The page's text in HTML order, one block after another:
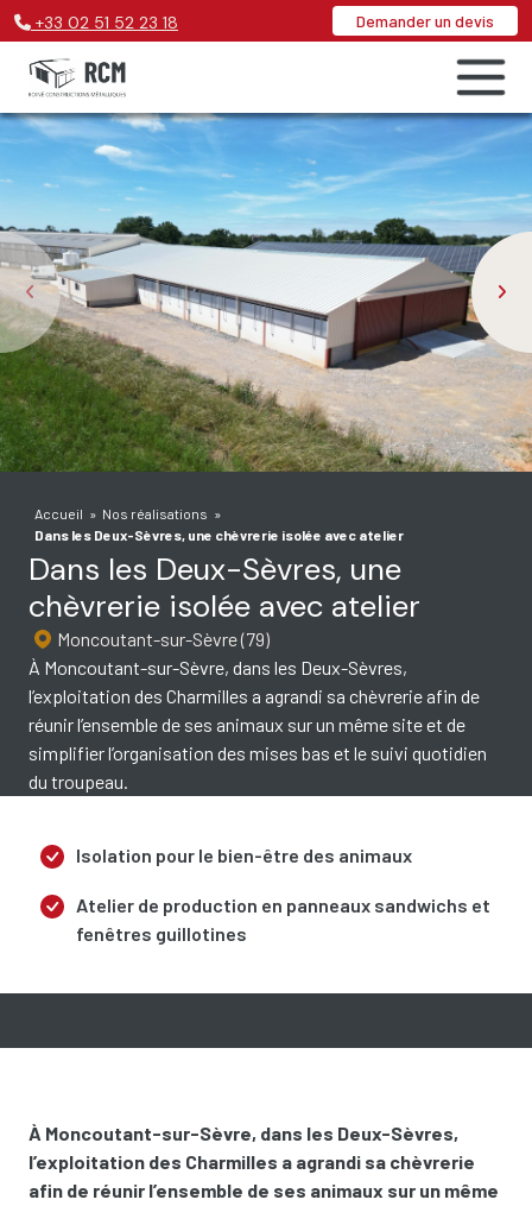
+33 02 51 52 23 18 Demander un devis
Dans les Deux-Sèvres, une
chèvrerie isolée avec atelier
Accueil » Nos réalisations »
Dans les Deux-Sèvres, une chèvrerie isolée avec atelier
Moncoutant-sur-Sèvre (79)
À Moncoutant-sur-Sèvre, dans les Deux-Sèvres,
l’exploitation des Charmilles a agrandi sa chèvrerie afin de
réunir l’ensemble de ses animaux sur un même site et de
simplifier l’organisation des mises bas et le suivi quotidien
du troupeau.
Isolation pour le bien-être des animaux
Atelier de production en panneaux sandwichs et
fenêtres guillotines
À Moncoutant-sur-Sèvre, dans les Deux-Sèvres,
l’exploitation des Charmilles a agrandi sa chèvrerie
afin de réunir l’ensemble de ses animaux sur un même